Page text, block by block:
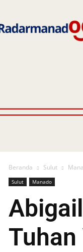
Beranda Sulut
Sulut Manado
Tuhan